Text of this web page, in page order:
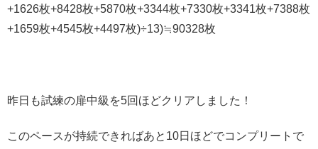
+1626枚+8428枚+5870枚+3344枚+7330枚+3341枚+7388枚
+1659枚+4545枚+4497枚)÷13)≒90328枚
昨日も試練の扉中級を5回ほどクリアしました！
このペースが持続できればあと10日ほどでコンプリートで